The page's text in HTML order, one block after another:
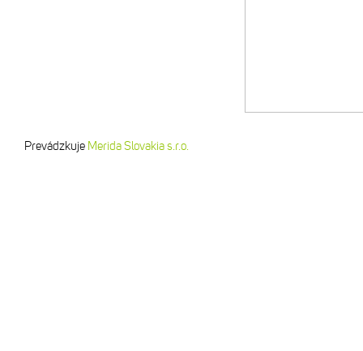
Prevádzkuje Merida Slovakia s.r.o.